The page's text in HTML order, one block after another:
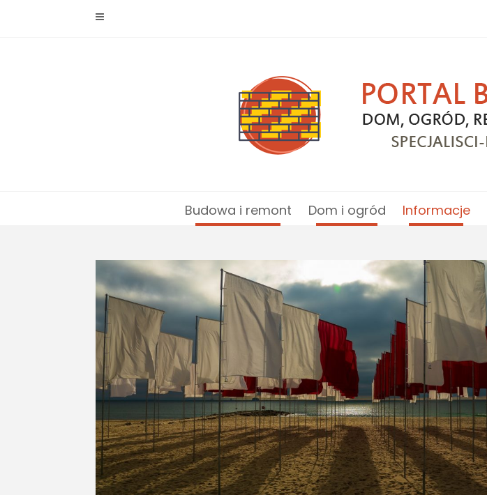
Budowa i remont Dom i ogród Informacje